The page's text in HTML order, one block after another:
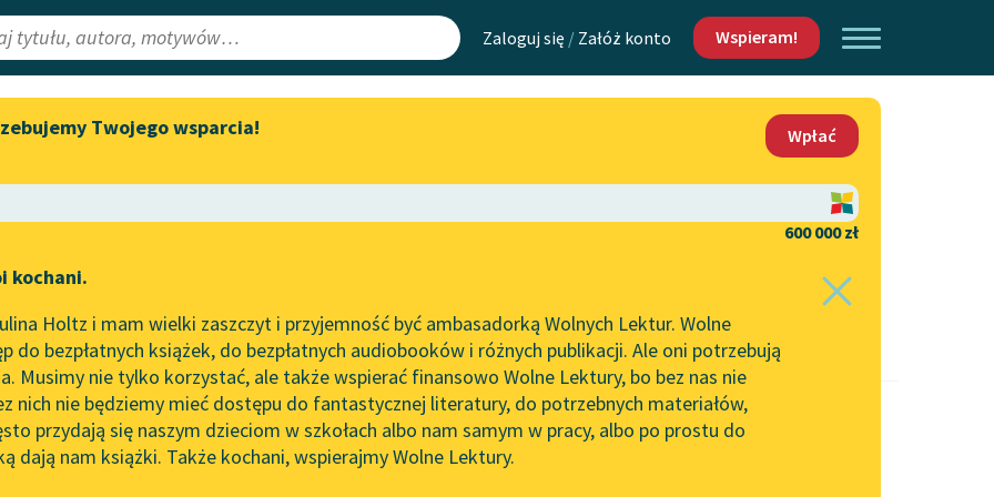
Zaloguj się / Załóż konto Wspieram!
Lektury
redakcyjne
Aktualności
„Prokurator Alicja Horn” do
literatury skandynawskiej
Spotkanie z Katarzyną Tunkiel
w Oslo
102. lata temu zmarł Joseph
Conrad
Mapa Wolnych Lektur
Leśmianator
API
OAI-PMH
Widget Wolnych Lektur
Kontakt
O projekcie
Zasady wykorzystania
Wolnych Lektur
Logotypy
Materiały promocyjne
Twojego wsparcia!
Wpłać
600 000 zł
kochani.
Holtz i mam wielki zaszczyt i przyjemność być ambasadorką Wolnych Lektur. Wolne
do bezpłatnych książek, do bezpłatnych audiobooków i różnych publikacji. Ale oni potrzebują
Musimy nie tylko korzystać, ale także wspierać finansowo Wolne Lektury, bo bez nas nie
nich nie będziemy mieć dostępu do fantastycznej literatury, do potrzebnych materiałów,
przydają się naszym dzieciom w szkołach albo nam samym w pracy, albo po prostu do
dają nam książki. Także kochani, wspierajmy Wolne Lektury.